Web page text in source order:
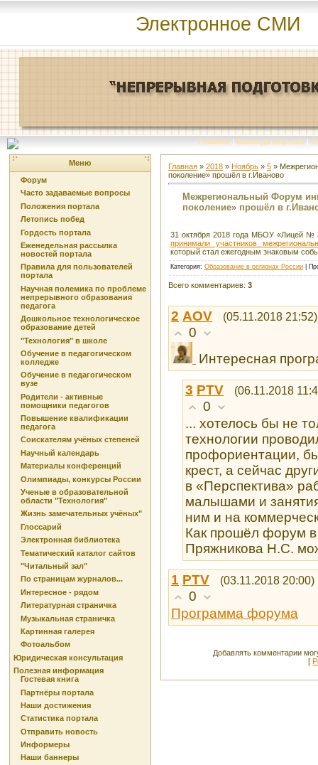
Электронное СМИ
Главная | Команда портала | О
Меню
Форум
Часто задаваемые вопросы
Положения портала
Летопись побед
Гордость портала
Еженедельная рассылка
новостей портала
Правила для пользователей
портала
Научная полемика по проблеме
непрерывного образования
педагога
Дошкольное технологическое
образование детей
"Технология" в школе
Обучение в педагогическом
колледже
Обучение в педагогическом
вузе
Родители - активные
помощники педагогов
Повышение квалификации
педагога
Соискателям учёных степеней
Научный календарь
Материалы конференций
Олимпиады, конкурсы России
Ученые в образовательной
области "Технология"
Жизнь замечательных учёных"
Глоссарий
Электронная библиотека
Тематический каталог сайтов
"Читальный зал"
По страницам журналов...
Интересное - рядом
Литературная страничка
Музыкальная страничка
Картинная галерея
Фотоальбом
Юридическая консультация
Полезная информация
Гостевая книга
Партнёры портала
Наши достижения
Статистика портала
Отправить новость
Информеры
Наши баннеры
Главная » 2018 » Ноябрь » 5 »
поколение» прошёл в г.Иваново
Межрегиональный Форум
поколение» прошёл в
31 октября 2018 года МБОУ «Лицей
принимали участников
который стал ежегодным знаковым
Категория: Образование в регионах России
Всего комментариев: 3
2 AOV (05.11.2018 21:52)
0
Интересная
3 PTV (06.11.2018
0
... хотелось бы не
технологии
профориентации,
крест, а сейчас
в «Перспектива»
малышами и
ним и на
Как прошёл форум в
Пряжникова Н.С.
1 PTV (03.11.2018 20:00)
0
Программа форума
Добавлять комментарии
[